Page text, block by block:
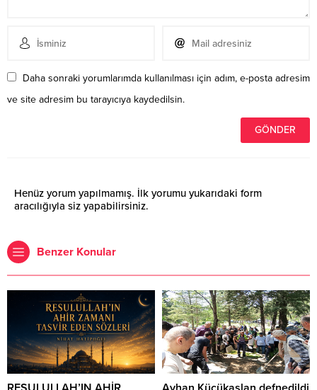
Daha sonraki yorumlarımda kullanılması için adım, e-posta adresim
ve site adresim bu tarayıcıya kaydedilsin.
Henüz yorum yapılmamış. İlk yorumu yukarıdaki form
aracılığıyla siz yapabilirsiniz.
Benzer Konular